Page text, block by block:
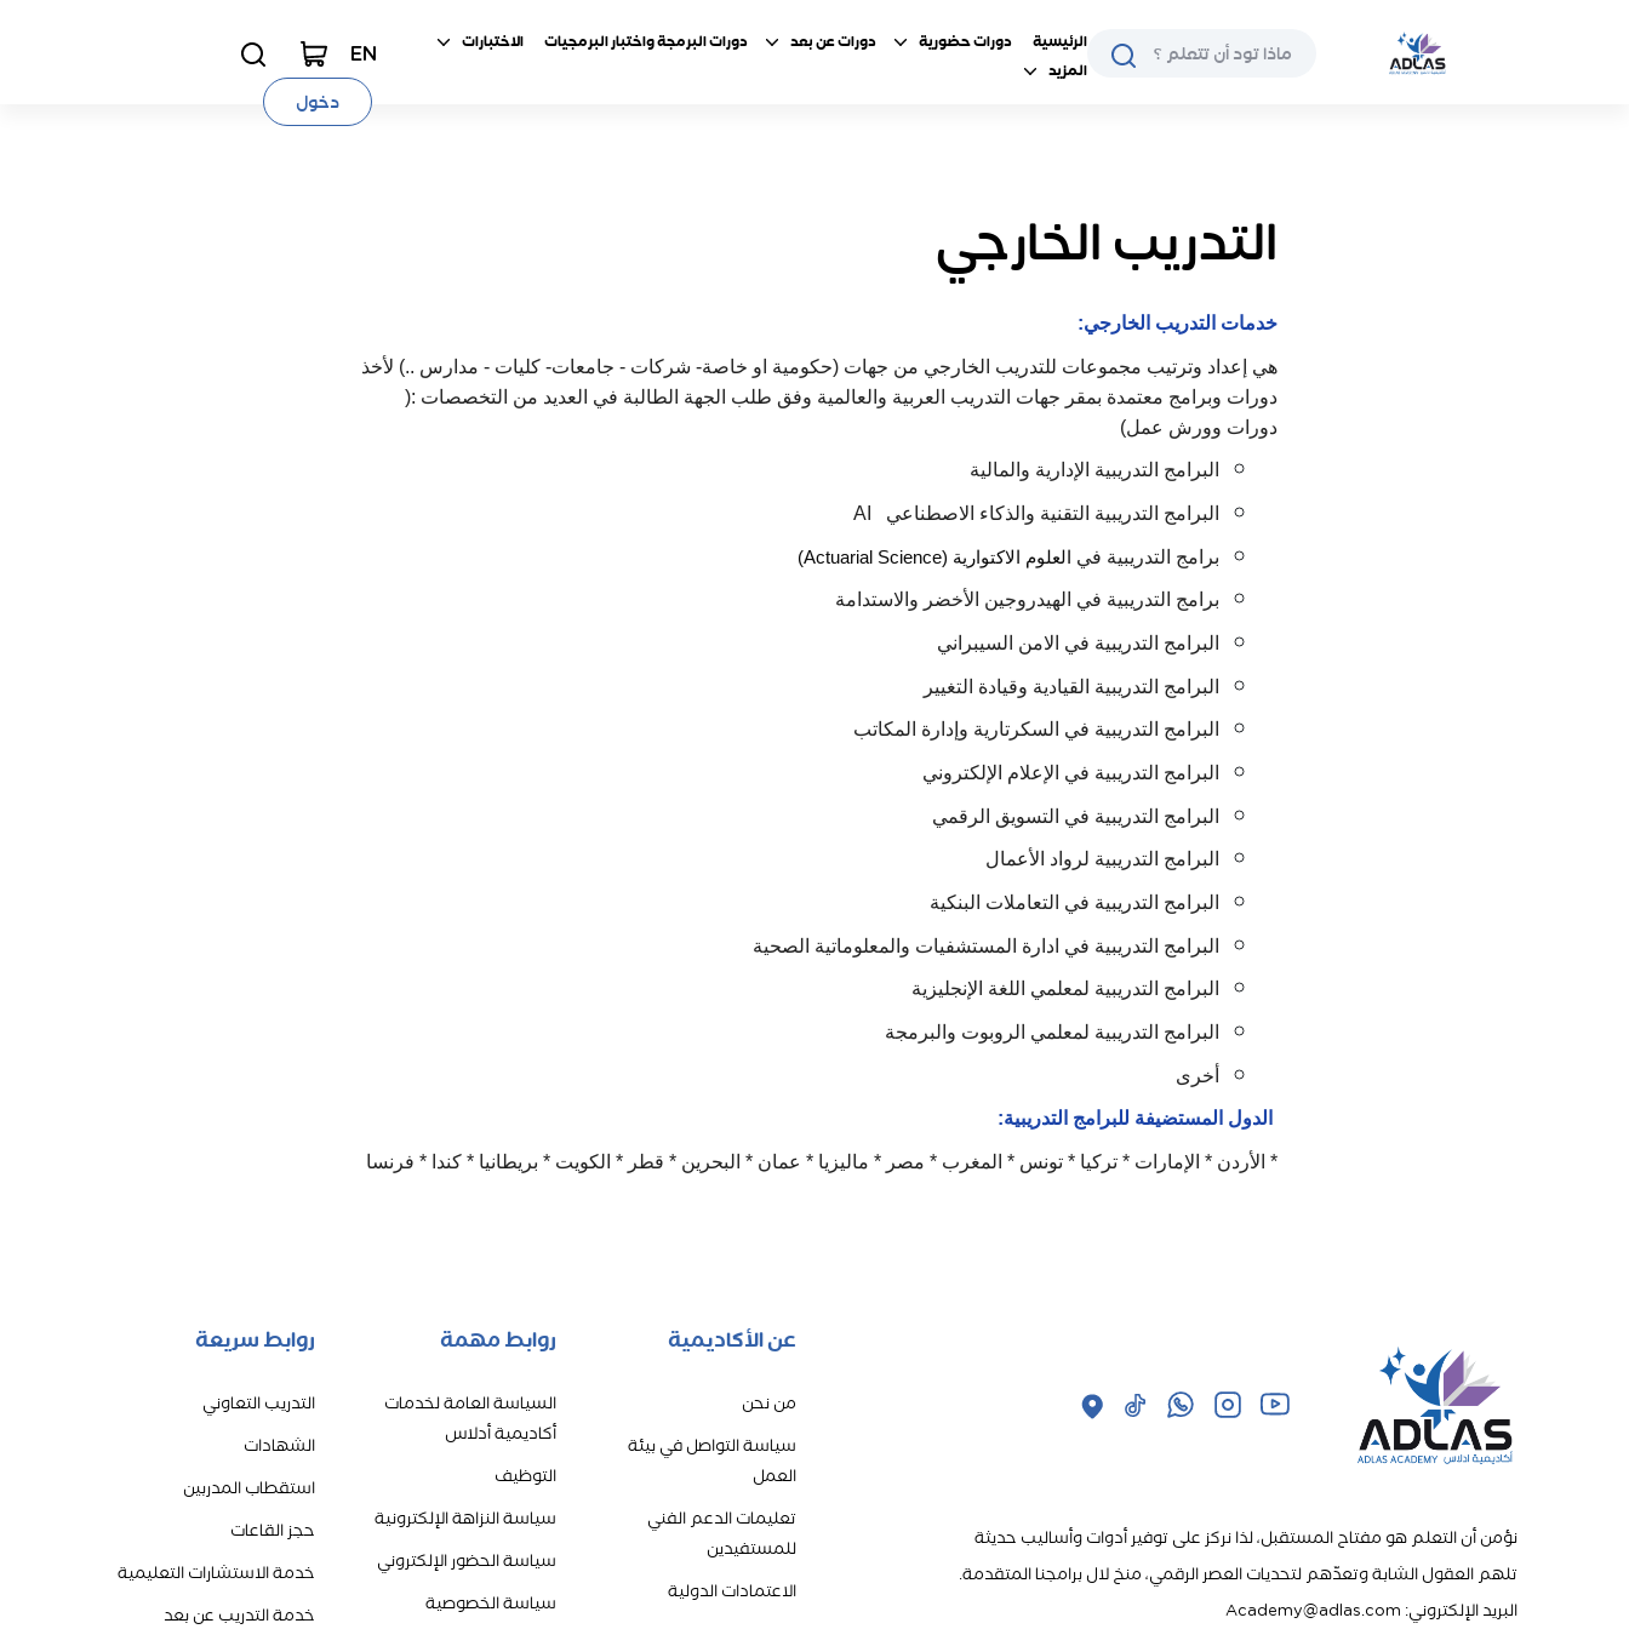
الرئيسية دورات حضورية دورات عن بعد دورات البرمجة واختبار البرمجيات
الاختبارات
المزيد
EN
دخول
التدريب الخارجي
خدمات التدريب الخارجي:
هي إعداد وترتيب مجموعات للتدريب الخارجي من جهات (حكومية او خاصة- شركات - جامعات- كليات - مدارس ..) لأخذ
دورات وبرامج معتمدة بمقر جهات التدريب العربية والعالمية وفق طلب الجهة الطالبة في العديد من التخصصات :(
دورات وورش عمل)
البرامج التدريبية الإدارية والمالية
البرامج التدريبية التقنية والذكاء الاصطناعي AI
برامج التدريبية في العلوم الاكتوارية ((Actuarial Science
برامج التدريبية في الهيدروجين الأخضر والاستدامة
البرامج التدريبية في الامن السيبراني
البرامج التدريبية القيادية وقيادة التغيير
البرامج التدريبية في السكرتارية وإدارة المكاتب
البرامج التدريبية في الإعلام الإلكتروني
البرامج التدريبية في التسويق الرقمي
البرامج التدريبية لرواد الأعمال
البرامج التدريبية في التعاملات البنكية
البرامج التدريبية في ادارة المستشفيات والمعلوماتية الصحية
البرامج التدريبية لمعلمي اللغة الإنجليزية
البرامج التدريبية لمعلمي الروبوت والبرمجة
أخرى
الدول المستضيفة للبرامج التدريبية:
* الأردن * الإمارات * تركيا * تونس * المغرب * مصر * ماليزيا * عمان * البحرين * قطر * الكويت * بريطانيا * كندا * فرنسا
نؤمن أن التعلم هو مفتاح المستقبل، لذا نركز على توفير أدوات وأساليب حديثة
تلهم العقول الشابة وتعدّهم لتحديات العصر الرقمي، منخ لال برامجنا المتقدمة.
البريد الإلكتروني: Academy@adlas.com
عن الأكاديمية
من نحن
سياسة التواصل في بيئة
العمل
تعليمات الدعم الفني
للمستفيدين
الاعتمادات الدولية
روابط مهمة
السياسة العامة لخدمات
أكاديمية أدلاس
التوظيف
سياسة النزاهة الإلكترونية
سياسة الحضور الإلكتروني
سياسة الخصوصية
روابط سريعة
التدريب التعاوني
الشهادات
استقطاب المدربين
حجز القاعات
خدمة الاستشارات التعليمية
خدمة التدريب عن بعد